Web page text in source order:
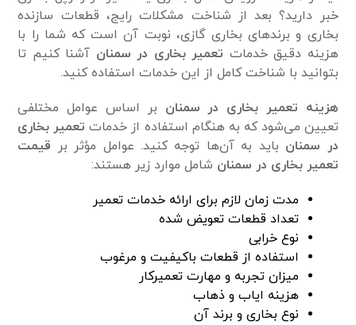
خبر دارید؟ بعد از شناخت مشکلات رایج، قطعات سازنده
بخاری و برند‌های بخاری گازی، نوبت آن است که شما را با
هزینه دقیق خدمات تعمیر بخاری در سمنان آشنا کنیم تا
بتوانید با شناخت کامل از این خدمات استفاده کنید.
هزینه تعمیر بخاری در سمنان بر اساس عوامل مختلفی
تعیین می‌شود که به هنگام استفاده از خدمات تعمیر بخاری
در سمنان باید به آن‌ها توجه کنید. عوامل مؤثر بر قیمت
تعمیر بخاری در سمنان شامل موارد زیر هستند:
مدت زمان لازم برای ارائه خدمات تعمیر
تعداد قطعات تعویض شده
نوع خرابی
استفاده از قطعات باکیفیت و مرغوب
میزان تجربه و مهارت تعمیرکار
هزینه ایاب و ذ‌هاب
نوع بخاری و برند آن